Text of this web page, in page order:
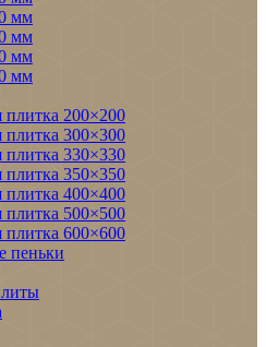
мм
мм
мм
мм
плитка 200×200
плитка 300×300
плитка 330×330
плитка 350×350
плитка 400×400
плитка 500×500
плитка 600×600
пеньки